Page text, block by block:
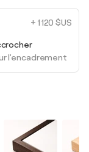
+ 1 120 $US
l'encadrement